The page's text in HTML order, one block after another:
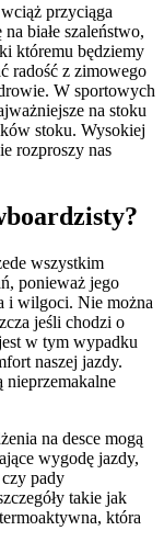
przyciąga
białe szaleństwo,
któremu będziemy
radość z zimowego
W sportowych
na stoku
stoku. Wysokiej
rozproszy nas
wszystkim
ponieważ jego
i wilgoci. Nie można
jeśli chodzi o
w tym wypadku
naszej jazdy.
nieprzemakalne
na desce mogą
wygodę jazdy,
pady
takie jak
która